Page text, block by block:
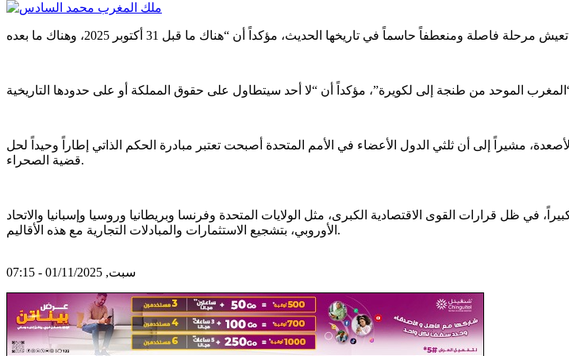
مشيراً إلى أن ثلثي الدول الأعضاء في الأمم المتحدة أصبحت تعتبر مبادرة الحكم الذاتي إطاراً وحيداً لحل
قضية الصحراء.
في ظل قرارات القوى الاقتصادية الكبرى، مثل الولايات المتحدة وفرنسا وبريطانيا وروسيا وإسبانيا والاتحاد
الأوروبي، بتشجيع الاستثمارات والمبادلات التجارية مع هذه الأقاليم.
سبت, 01/11/2025 - 07:15